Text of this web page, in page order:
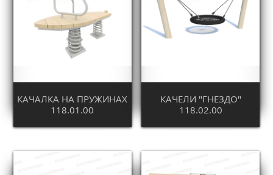
КАЧАЛКА НА ПРУЖИНАХ
118.01.00
КАЧЕЛИ "ГНЕЗДО"
118.02.00